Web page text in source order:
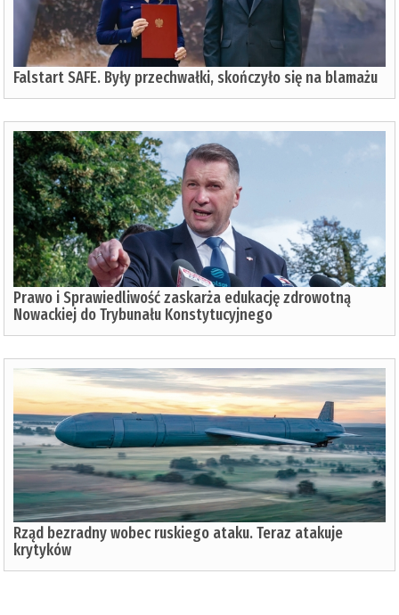
Falstart SAFE. Były przechwałki, skończyło się na blamażu
Prawo i Sprawiedliwość zaskarża edukację zdrowotną
Nowackiej do Trybunału Konstytucyjnego
Rząd bezradny wobec ruskiego ataku. Teraz atakuje
krytyków